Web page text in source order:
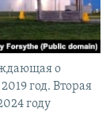
о
год. Вторая
году